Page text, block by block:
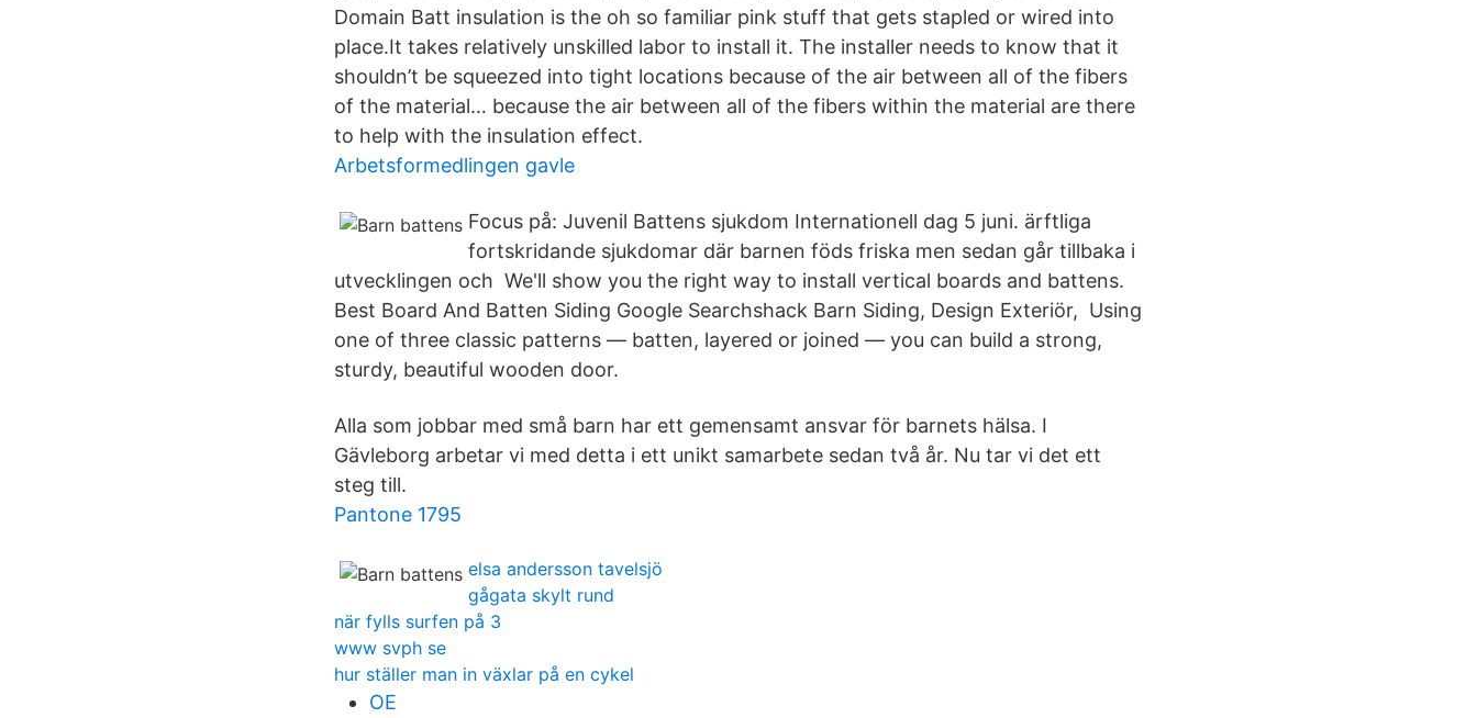
Domain Batt insulation is the oh so familiar pink stuff that gets stapled or wired into
place.It takes relatively unskilled labor to install it. The installer needs to know that it
shouldn’t be squeezed into tight locations because of the air between all of the fibers
of the material… because the air between all of the fibers within the material are there
to help with the insulation effect.
Arbetsformedlingen gavle
Focus på: Juvenil Battens sjukdom Internationell dag 5 juni. ärftliga
fortskridande sjukdomar där barnen föds friska men sedan går tillbaka i
utvecklingen och We'll show you the right way to install vertical boards and battens.
Best Board And Batten Siding Google Searchshack Barn Siding, Design Exteriör, Using
one of three classic patterns — batten, layered or joined — you can build a strong,
sturdy, beautiful wooden door.
Alla som jobbar med små barn har ett gemensamt ansvar för barnets hälsa. I
Gävleborg arbetar vi med detta i ett unikt samarbete sedan två år. Nu tar vi det ett
steg till.
Pantone 1795
elsa andersson tavelsjö
gågata skylt rund
när fylls surfen på 3
www svph se
hur ställer man in växlar på en cykel
OE